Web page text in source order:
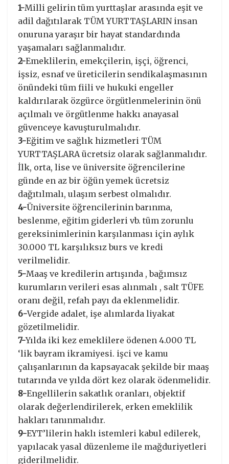
1-Milli gelirin tüm yurttaşlar arasında eşit ve
adil dağıtılarak TÜM YURTTAŞLARIN insan
onuruna yaraşır bir hayat standardında
yaşamaları sağlanmalıdır.
2-Emeklilerin, emekçilerin, işçi, öğrenci,
işsiz, esnaf ve üreticilerin sendikalaşmasının
önündeki tüm fiili ve hukuki engeller
kaldırılarak özgürce örgütlenmelerinin önü
açılmalı ve örgütlenme hakkı anayasal
güvenceye kavuşturulmalıdır.
3-Eğitim ve sağlık hizmetleri TÜM
YURTTAŞLARA ücretsiz olarak sağlanmalıdır.
İlk, orta, lise ve üniversite öğrencilerine
günde en az bir öğün yemek ücretsiz
dağıtılmalı, ulaşım serbest olmalıdır.
4-Üniversite öğrencilerinin barınma,
beslenme, eğitim giderleri vb. tüm zorunlu
gereksinimlerinin karşılanması için aylık
30.000 TL karşılıksız burs ve kredi
verilmelidir.
5-Maaş ve kredilerin artışında , bağımsız
kurumların verileri esas alınmalı , salt TÜFE
oranı değil, refah payı da eklenmelidir.
6-Vergide adalet, işe alımlarda liyakat
gözetilmelidir.
7-Yılda iki kez emeklilere ödenen 4.000 TL
‘lik bayram ikramiyesi. işci ve kamu
çalışanlarının da kapsayacak şekilde bir maaş
tutarında ve yılda dört kez olarak ödenmelidir.
8-Engellilerin sakatlık oranları, objektif
olarak değerlendirilerek, erken emeklilik
hakları tanınmalıdır.
9-EYT’lilerin haklı istemleri kabul edilerek,
yapılacak yasal düzenleme ile mağduriyetleri
giderilmelidir.